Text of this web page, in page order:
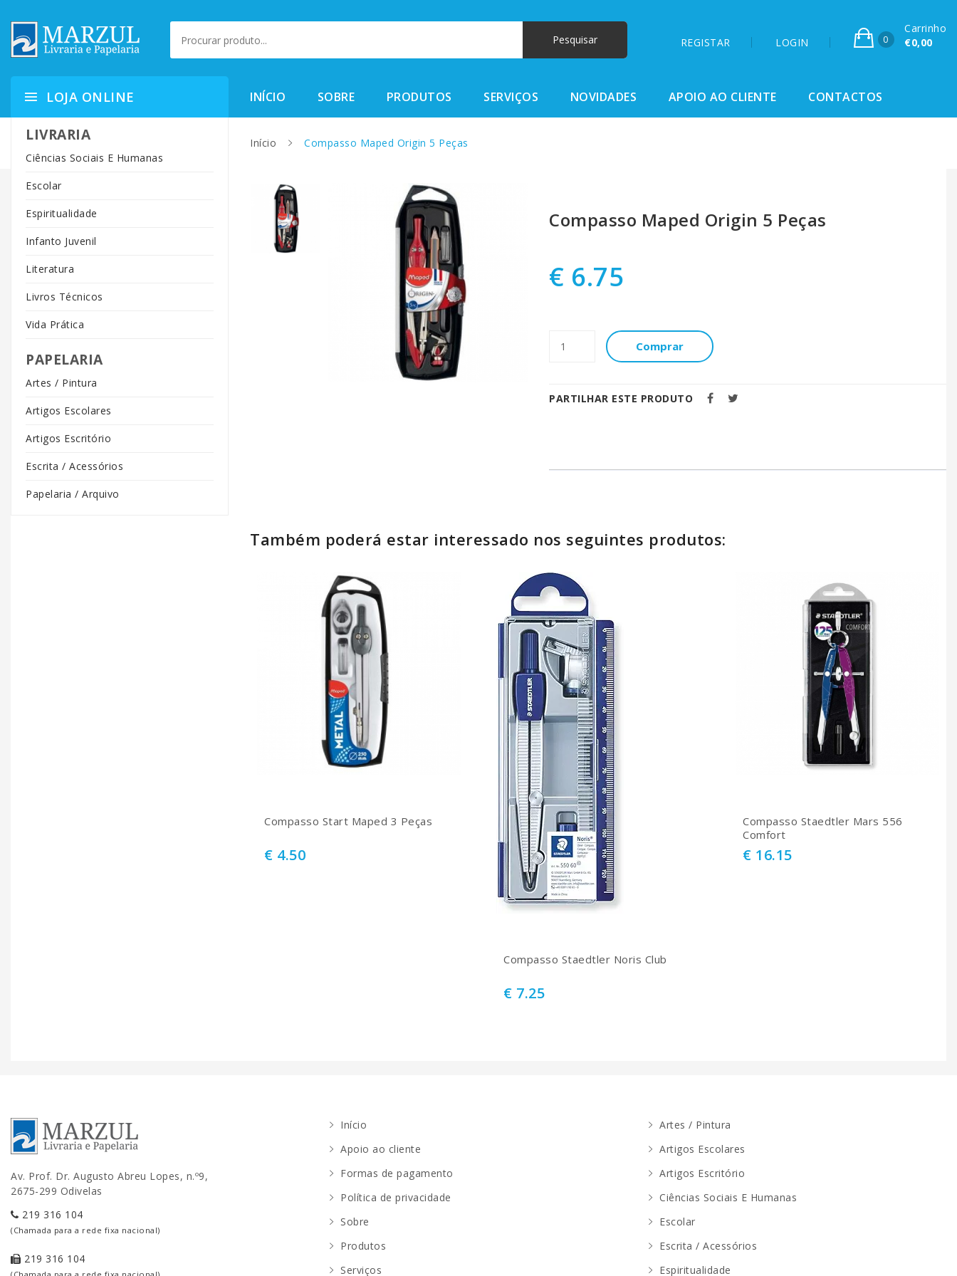
REGISTAR LOGIN 0
Carrinho
€0,00
LOJA ONLINE
LIVRARIA
Ciências Sociais E Humanas
Escolar
Espiritualidade
Infanto Juvenil
Literatura
Livros Técnicos
Vida Prática
PAPELARIA
Artes / Pintura
Artigos Escolares
Artigos Escritório
Escrita / Acessórios
Papelaria / Arquivo
INÍCIO SOBRE PRODUTOS SERVIÇOS NOVIDADES APOIO AO CLIENTE CONTACTOS
Início Compasso Maped Origin 5 Peças
Compasso Maped Origin 5 Peças
€ 6.75
Comprar
PARTILHAR ESTE PRODUTO
Também poderá estar interessado nos seguintes produtos:
Compasso Start Maped 3 Peças
€ 4.50
Compasso Staedtler Noris Club
€ 7.25
Compasso Staedtler Mars 556
Comfort
€ 16.15
Av. Prof. Dr. Augusto Abreu Lopes, n.º9,
2675-299 Odivelas
219 316 104
(Chamada para a rede fixa nacional)
219 316 104
Início
Apoio ao cliente
Formas de pagamento
Política de privacidade
Sobre
Produtos
Serviços
Artes / Pintura
Artigos Escolares
Artigos Escritório
Ciências Sociais E Humanas
Escolar
Escrita / Acessórios
Espiritualidade